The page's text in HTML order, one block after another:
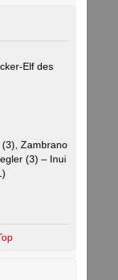
Elf des
Zambrano
(3) – Inui